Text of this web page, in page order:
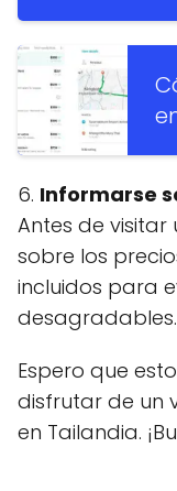
6. Informarse
Antes de
sobre los
incluidos para
desagradables.
Espero que
disfrutar de un
en Tailandia.